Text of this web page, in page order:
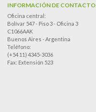
INFORMACIÓN DE CONTACTO
Oficina central:
Bolívar 547 - Piso 3 - Oficina 3
C1066AAK
Buenos Aires - Argentina
Teléfono:
(+54 11) 4345-3036
Fax: Extensión 523